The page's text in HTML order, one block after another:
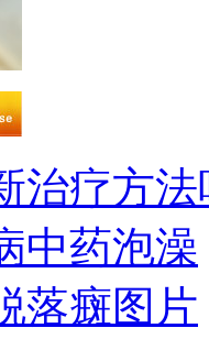
治疗方法
中药泡澡
落癍图片